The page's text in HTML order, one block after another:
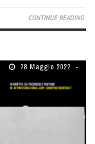
CONTINUE READING
28 Maggio 2022